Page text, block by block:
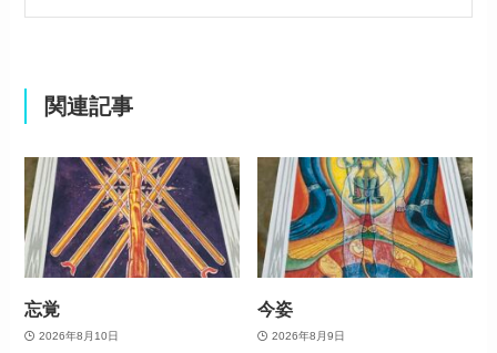
関連記事
忘覚
2026年8月10日
今姿
2026年8月9日